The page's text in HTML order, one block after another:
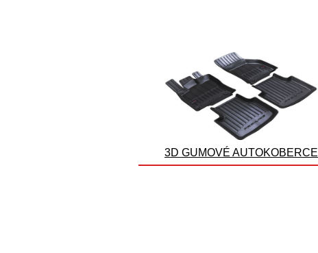
3D GUMOVÉ AUTOKOBERCE